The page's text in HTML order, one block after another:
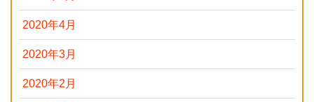
2020年4月
2020年3月
2020年2月